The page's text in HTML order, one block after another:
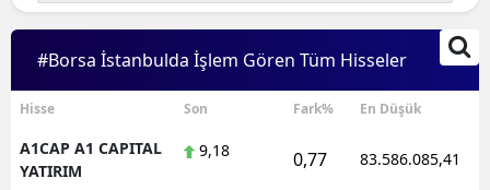
#Borsa İstanbulda İşlem Gören Tüm Hisseler
Hisse Son Fark% En Düşük
A1CAP A1 CAPITAL
YATIRIM
9,18 0,77 83.586.085,41